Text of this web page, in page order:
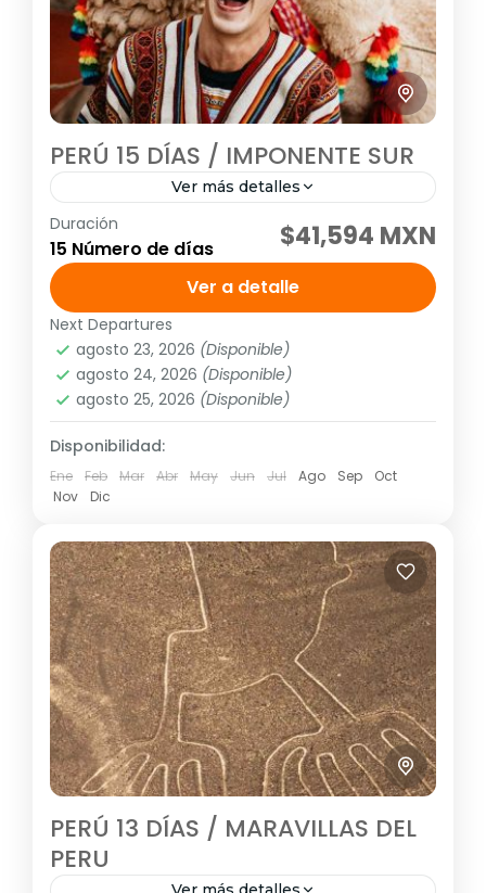
PERÚ 15 DÍAS / IMPONENTE SUR
Ver más detalles
Tour grupal
Visitando: Lima, Paracas, Nasca, Arequipa,
Colca, Puno, Cusco, Valle Sagrado y Machu
Picchu Salidas: Diarias (garantizadas con un
mínimo de dos personas adultas) hasta el...
América, Sudamérica
Media
1 Personas
Duración
15 Número de días $41,594 MXN
Ver a detalle
Next Departures
agosto 23, 2026 (Disponible)
agosto 24, 2026 (Disponible)
agosto 25, 2026 (Disponible)
Disponibilidad:
Ene Feb Mar Abr May Jun Jul Ago Sep
Oct
Nov
Dic
PERÚ 13 DÍAS / MARAVILLAS DEL
PERU